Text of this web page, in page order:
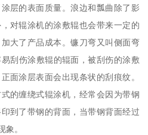
层的表面质量。浪边和瓢曲除了影
对辊涂机的涂敷辊也会带来一定的
大了产品成本。镰刀弯又叫侧面弯
刮伤涂敷辊的辊面，被刮伤的涂敷
面涂层表面会出现条状的刮痕纹。
的缠绕式辊涂机，经常会因为带钢
到了带钢的背面，当带钢背面经过
象。